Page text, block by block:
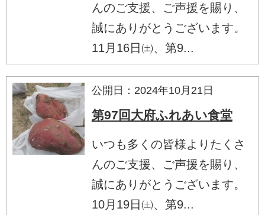
んのご支援、ご声援を賜り、
誠にありがとうございます。
11月16日㈯、第9...
公開日：2024年10月21日
第97回大府ふれあい食堂
いつも多くの皆様よりたくさ
んのご支援、ご声援を賜り、
誠にありがとうございます。
10月19日㈯、第9...